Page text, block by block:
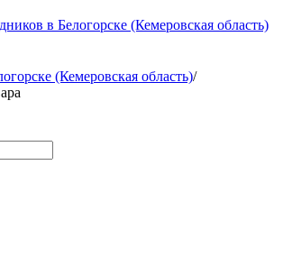
в Белогорске (Кемеровская область)
(Кемеровская область)/